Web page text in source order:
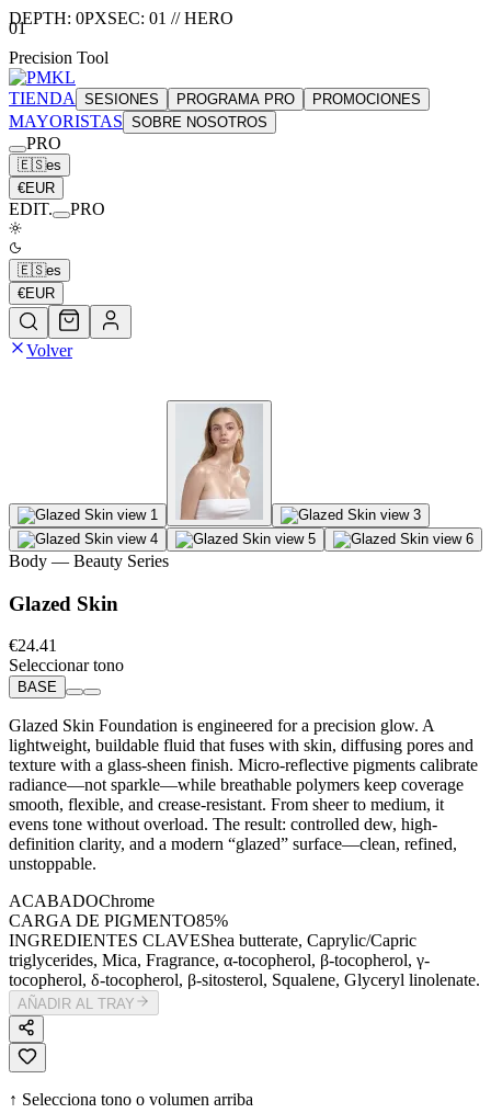
DEPTH: 0PXSEC: 01 //HERO
01
Precision Tool
TIENDA SESIONES PROGRAMA PRO PROMOCIONES
MAYORISTAS SOBRE NOSOTROS
PRO
🇪🇸es
€EUR
EDIT. PRO
🇪🇸es
€EUR
Volver
Body — Beauty Series
Glazed Skin
€24.41
Seleccionar tono
BASE
Glazed Skin Foundation is engineered for a precision glow. A
lightweight, buildable fluid that fuses with skin, diffusing pores and
texture with a glass-sheen finish. Micro-reflective pigments calibrate
radiance—not sparkle—while breathable polymers keep coverage
smooth, flexible, and crease-resistant. From sheer to medium, it
evens tone without overload. The result: controlled dew, high-
definition clarity, and a modern “glazed” surface—clean, refined,
unstoppable.
ACABADOChrome
CARGA DE PIGMENTO85%
INGREDIENTES CLAVEShea butterate, Caprylic/Capric
triglycerides, Mica, Fragrance, α-tocopherol, β-tocopherol, γ-
tocopherol, δ-tocopherol, β-sitosterol, Squalene, Glyceryl linolenate.
AÑADIR AL TRAY
↑ Selecciona tono o volumen arriba